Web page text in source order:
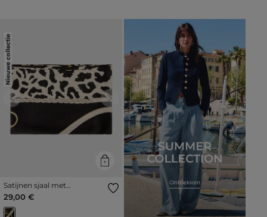
Nieuwe collectie
Previous Next
Satijnen sjaal met
luipaardprint zwart vrouw
29,00 €